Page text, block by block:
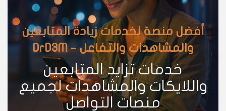
أفضل منصة لخدمات زيادة المتابعين
والمشاهدات والتفاعل – DrD3M
خدمات تزايد المتابعين
واللايكات والمشاهدات لجميع
منصات التواصل